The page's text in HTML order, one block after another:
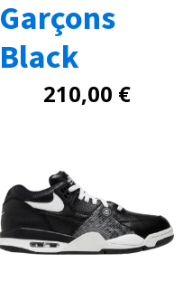
Garçons
Black
210,00 €